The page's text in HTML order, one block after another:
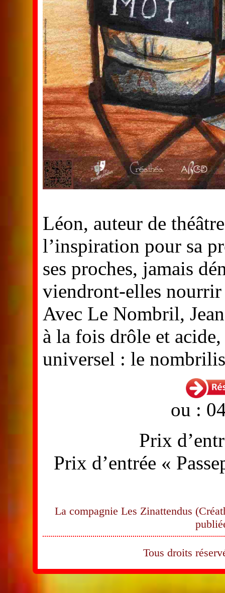
Léon, auteur de
l’inspiration pour sa
ses proches, jamais
viendront-elles
Avec Le Nombril,
à la fois drôle et
universel : le
ou :
Prix
Prix d’entrée «
La compagnie Les Zinattendus
Tous droits